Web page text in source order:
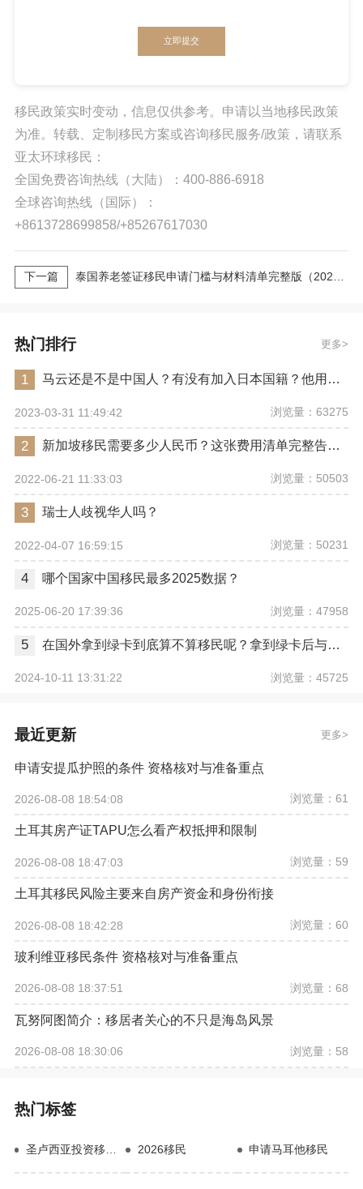
立即提交
移民政策实时变动，信息仅供参考。申请以当地移民政策
为准。转载、定制移民方案或咨询移民服务/政策，请联系
亚太环球移民：
全国免费咨询热线（大陆）：400-886-6918
全球咨询热线（国际）：
+8613728699858/+85267617030
下一篇
热门排行 更多
1 马云还是不是中国人？有没有加入日本国籍？他用了哪些身份畅行世界？
2023-03-31 11:49:42 浏览量：63275
2 新加坡移民需要多少人民币？这张费用清单完整告诉你
2022-06-21 11:33:03 浏览量：50503
3 瑞士人歧视华人吗？
2022-04-07 16:59:15 浏览量：50231
4 哪个国家中国移民最多2025数据？
2025-06-20 17:39:36 浏览量：47958
5 在国外拿到绿卡到底算不算移民呢？拿到绿卡后与正式移民有哪些区别？
2024-10-11 13:31:22 浏览量：45725
最近更新 更多
申请安提瓜护照的条件 资格核对与准备重点
2026-08-08 18:54:08 浏览量：61
土耳其房产证TAPU怎么看产权抵押和限制
2026-08-08 18:47:03 浏览量：59
土耳其移民风险主要来自房产资金和身份衔接
2026-08-08 18:42:28 浏览量：60
玻利维亚移民条件 资格核对与准备重点
2026-08-08 18:37:51 浏览量：68
瓦努阿图简介：移居者关心的不只是海岛风景
2026-08-08 18:30:06 浏览量：58
热门标签
圣卢西亚投资移民项目 2026移民 申请马耳他移民